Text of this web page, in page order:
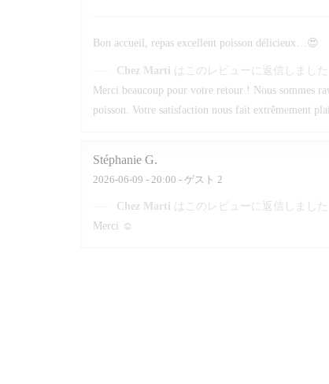
Bon accueil, repas excellent poisson délicieux…😍
Chez Marti はこのレビューに返信しました
Merci beaucoup pour votre retour ! Nous sommes
poisson. Votre satisfaction nous fait extrêmement
Stéphanie G
2026-06-09 - 20:00 - ゲスト 2
Chez Marti はこのレビューに返信しました
Merci ☺️